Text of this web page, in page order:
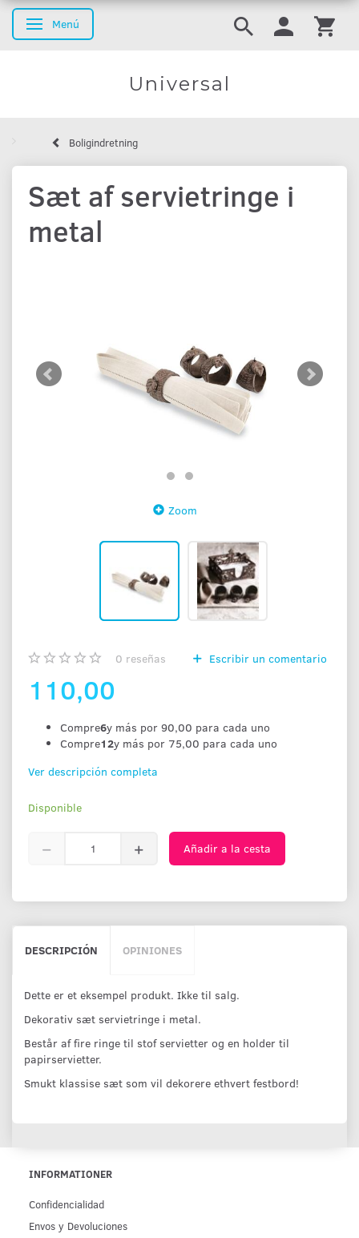
Navegación de palanca
Menú
Universal
Boligindretning
Sæt af servietringe i
metal
Zoom
0 reseñas Escribir un comentario
110,00
Compre6y más por 90,00 para cada uno
Compre12y más por 75,00 para cada uno
Ver descripción completa
Disponible
Añadir a la cesta
DESCRIPCIÓN OPINIONES
Dette er et eksempel produkt. Ikke til salg.
Dekorativ sæt servietringe i metal.
Består af fire ringe til stof servietter og en holder til
papirservietter.
Smukt klassise sæt som vil dekorere ethvert festbord!
INFORMATIONER
Confidencialidad
Env­os y Devoluciones